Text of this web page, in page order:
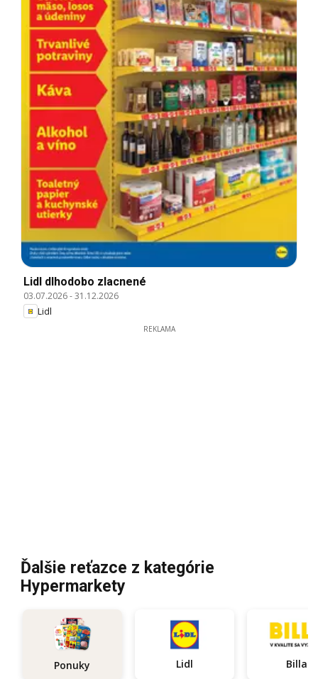
Lidl dlhodobo zlacnené
03.07.2026-31.12.2026
Lidl
REKLAMA
Ďalšie reťazce z kategórie
Hypermarkety
Ponuky Lidl Billa